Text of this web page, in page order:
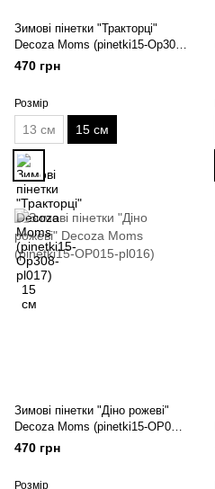
Зимові пінетки "Тракторці"
Decoza Moms (pinetki15-Op308-
pl017) 15 см
470 грн
Розмір
13 см 15 см
Зимові пінетки "Діно рожеві"
Decoza Moms (pinetki15-ОР015-
pl016)
470 грн
Розмір